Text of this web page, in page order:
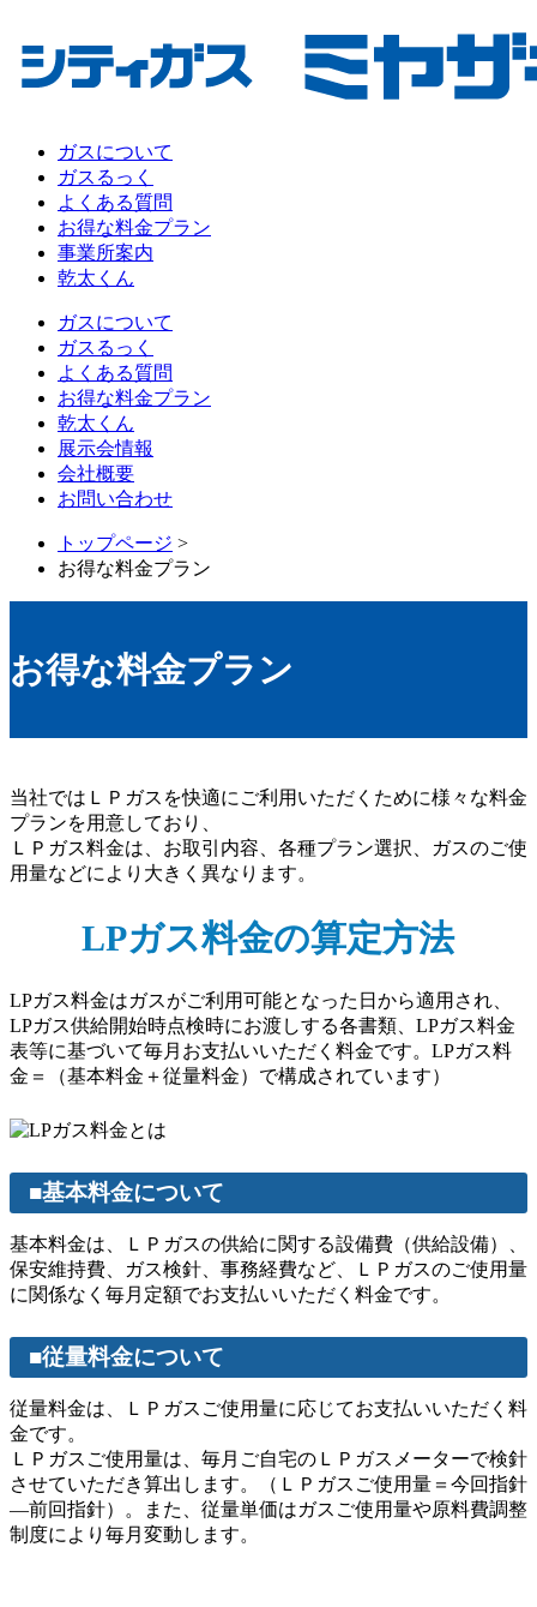
ガスについて
ガスるっく
よくある質問
お得な料金プラン
事業所案内
乾太くん
ガスについて
ガスるっく
よくある質問
お得な料金プラン
乾太くん
展示会情報
会社概要
お問い合わせ
トップページ >
お得な料金プラン
お得な料金プラン
当社ではＬＰガスを快適にご利用いただくために様々な料金
プランを用意しており、
ＬＰガス料金は、お取引内容、各種プラン選択、ガスのご使
用量などにより大きく異なります。
LPガス料金の算定方法
LPガス料金はガスがご利用可能となった日から適用され、
LPガス供給開始時点検時にお渡しする各書類、LPガス料金
表等に基づいて毎月お支払いいただく料金です。LPガス料
金＝（基本料金＋従量料金）で構成されています）
■基本料金について
基本料金は、ＬＰガスの供給に関する設備費（供給設備）、
保安維持費、ガス検針、事務経費など、ＬＰガスのご使用量
に関係なく毎月定額でお支払いいただく料金です。
■従量料金について
従量料金は、ＬＰガスご使用量に応じてお支払いいただく料
金です。
ＬＰガスご使用量は、毎月ご自宅のＬＰガスメーターで検針
させていただき算出します。（ＬＰガスご使用量＝今回指針
―前回指針）。また、従量単価はガスご使用量や原料費調整
制度により毎月変動します。